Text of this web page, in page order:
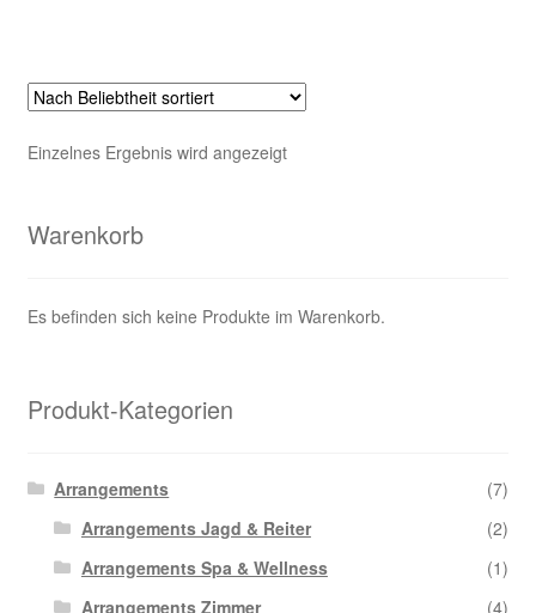
gewählt
Einzelnes Ergebnis wird angezeigt
Warenkorb
Es befinden sich keine Produkte im Warenkorb.
Produkt-Kategorien
Arrangements
(7)
Arrangements Jagd & Reiter
(2)
Arrangements Spa & Wellness
(1)
Arrangements Zimmer
(4)